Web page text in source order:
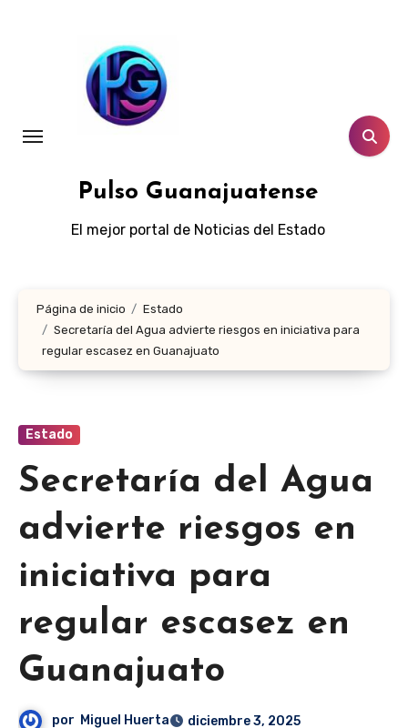
Pulso Guanajuatense
El mejor portal de Noticias del Estado
Página de inicio
Estado
Secretaría del Agua advierte riesgos en iniciativa para
regular escasez en Guanajuato
Estado
Secretaría del Agua
advierte riesgos en
iniciativa para
regular escasez en
Guanajuato
por Miguel Huerta diciembre 3, 2025